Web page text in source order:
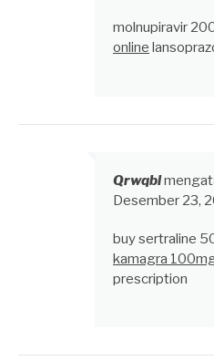
molnupiravir
online
Qrwqbl
Desember 23,
buy sertraline
kamagra
prescription